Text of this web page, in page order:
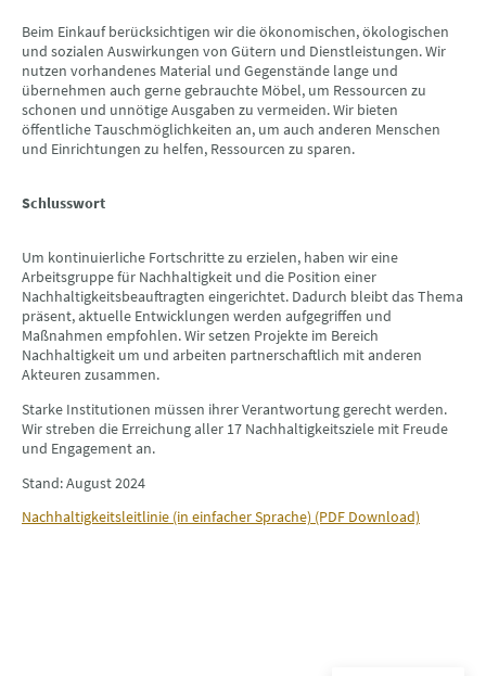
Beim Einkauf berücksichtigen wir die ökonomischen, ökologischen
und sozialen Auswirkungen von Gütern und Dienstleistungen. Wir
nutzen vorhandenes Material und Gegenstände lange und
übernehmen auch gerne gebrauchte Möbel, um Ressourcen zu
schonen und unnötige Ausgaben zu vermeiden. Wir bieten
öffentliche Tauschmöglichkeiten an, um auch anderen Menschen
und Einrichtungen zu helfen, Ressourcen zu sparen.
Schlusswort
Um kontinuierliche Fortschritte zu erzielen, haben wir eine
Arbeitsgruppe für Nachhaltigkeit und die Position einer
Nachhaltigkeitsbeauftragten eingerichtet. Dadurch bleibt das Thema
präsent, aktuelle Entwicklungen werden aufgegriffen und
Maßnahmen empfohlen. Wir setzen Projekte im Bereich
Nachhaltigkeit um und arbeiten partnerschaftlich mit anderen
Akteuren zusammen.
Starke Institutionen müssen ihrer Verantwortung gerecht werden.
Wir streben die Erreichung aller 17 Nachhaltigkeitsziele mit Freude
und Engagement an.
Stand: August 2024
Nachhaltigkeitsleitlinie (in einfacher Sprache) (PDF Download)